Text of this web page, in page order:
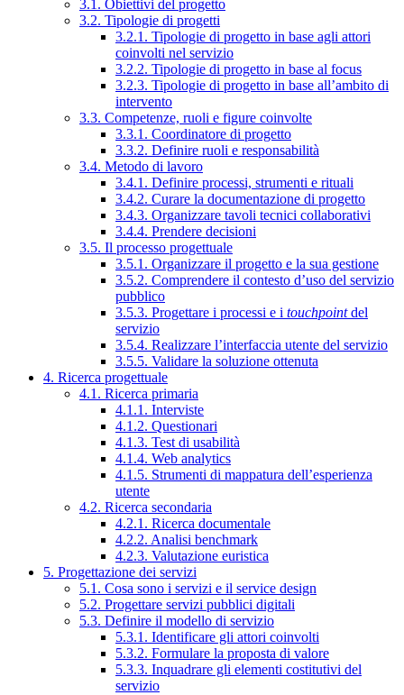
3.1. Obiettivi del progetto
3.2. Tipologie di progetti
3.2.1. Tipologie di progetto in base agli attori
coinvolti nel servizio
3.2.2. Tipologie di progetto in base al focus
3.2.3. Tipologie di progetto in base all’ambito di
intervento
3.3. Competenze, ruoli e figure coinvolte
3.3.1. Coordinatore di progetto
3.3.2. Definire ruoli e responsabilità
3.4. Metodo di lavoro
3.4.1. Definire processi, strumenti e rituali
3.4.2. Curare la documentazione di progetto
3.4.3. Organizzare tavoli tecnici collaborativi
3.4.4. Prendere decisioni
3.5. Il processo progettuale
3.5.1. Organizzare il progetto e la sua gestione
3.5.2. Comprendere il contesto d’uso del servizio
pubblico
3.5.3. Progettare i processi e i touchpointdel
servizio
3.5.4. Realizzare l’interfaccia utente del servizio
3.5.5. Validare la soluzione ottenuta
4. Ricerca progettuale
4.1. Ricerca primaria
4.1.1. Interviste
4.1.2. Questionari
4.1.3. Test di usabilità
4.1.4. Web analytics
4.1.5. Strumenti di mappatura dell’esperienza
utente
4.2. Ricerca secondaria
4.2.1. Ricerca documentale
4.2.2. Analisi benchmark
4.2.3. Valutazione euristica
5. Progettazione dei servizi
5.1. Cosa sono i servizi e il service design
5.2. Progettare servizi pubblici digitali
5.3. Definire il modello di servizio
5.3.1. Identificare gli attori coinvolti
5.3.2. Formulare la proposta di valore
5.3.3. Inquadrare gli elementi costitutivi del
servizio